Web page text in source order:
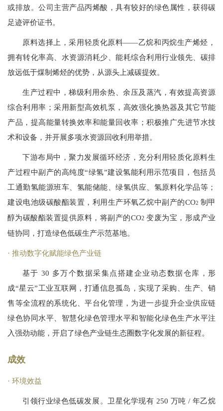
或排放。公司主营产品丙烯酸，具有较好的绿色属性，获得碳
足迹评价证书。
原料选择上，采用轻质化原料——乙烷和丙烷生产烯烃，
拥有转化率高、水资源消耗少、能耗综合利用行业领先、碳排
放远低于煤制烯烃的优势，从源头上减碳提效。
生产过程中，梯级利用余热、余压及蒸汽，有效提高资源
综合利用率；采用新型高效机泵，高效强化换热器及其它节能
产品，提高能量转换效率和能量回收率；积极推广先进节水技
术和设备，并开展多项水资源回收利用举措。
下游布局中，聚力发展循环经济，充分利用轻质化原料生
产过程中副产的高纯度“绿氢”建设氢能利用示范项目，包括员
工通勤氢能源班车、氢能储能、绿氢供应、氢原料化学品等；
建设电池级碳酸酯装置，利用生产环氧乙烷中副产的CO2 制甲
醇为碳酸酯装置提供原料，将副产的CO2变废为宝，形成产业
链协同，打造绿色低碳生产示范基地。
推动数字化赋能绿色产业链
基于 30 多万个数据采集点搭建企业动态数据仓库，形
成“星云”工业互联网，打通信息孤岛，实现了采购、生产、销
售等全流程的系统化、平台化管理，为进一步提升企业供应链
绿色协同水平、智慧化绿色管理水平和智能化绿色生产水平注
入强劲动能，开启了绿色产业链生态圈数字化发展的新征程。
成效
环境效益
引领行业绿色低碳发展。卫星化学现有 250 万吨 / 年乙烷